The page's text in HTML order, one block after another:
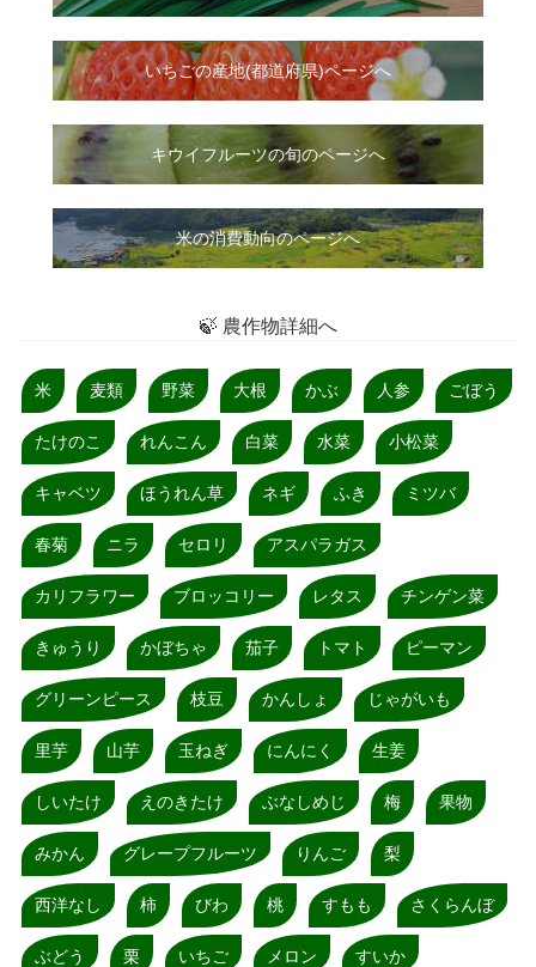
いちごの産地(都道府県)ページへ
キウイフルーツの旬のページへ
米の消費動向のページへ
🍃 農作物詳細へ
米 麦類 野菜 大根 かぶ 人参 ごぼう
たけのこ れんこん 白菜 水菜 小松菜
キャベツ ほうれん草 ネギ ふき ミツバ
春菊 ニラ セロリ アスパラガス
カリフラワー ブロッコリー レタス チンゲン菜
きゅうり かぼちゃ 茄子 トマト ピーマン
グリーンピース 枝豆 かんしょ じゃがいも
里芋 山芋 玉ねぎ にんにく 生姜
しいたけ えのきたけ ぶなしめじ 梅 果物
みかん グレープフルーツ りんご 梨
西洋なし 柿 びわ 桃 すもも さくらんぼ
ぶどう 栗 いちご メロン すいか